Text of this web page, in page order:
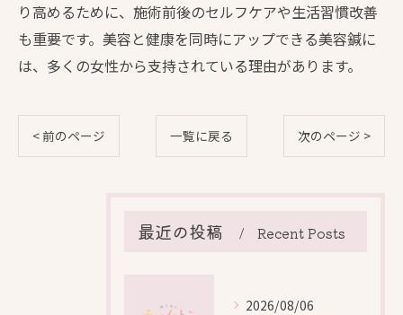
り高めるために、施術前後のセルフケアや生活習慣改善
も重要です。美容と健康を同時にアップできる美容鍼に
は、多くの女性から支持されている理由があります。
< 前のページ 一覧に戻る 次のページ >
最近の投稿 Recent Posts
2026/08/06